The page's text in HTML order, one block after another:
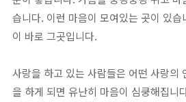
습니다. 이런 마음이 모여있는 곳이 있
이 바로 그곳입니다.
사랑을 하고 있는 사람들은 어떤 사랑의
을 하게 되면 유난히 마음이 심쿵해집니